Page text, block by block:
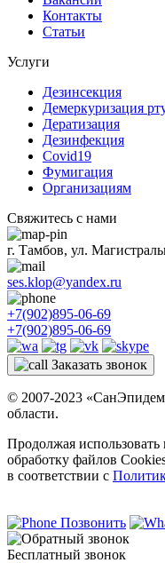
Контакты
Статьи
Услуги
Дезинсекция
Демеркуризация
Дератизация
Дезинфекция
Covid19
Фумигация
Организациям
Свяжитесь с нами
г. Тамбов, ул.
ses.klop@yandex.ru
+7(902)895-06-69
+7(902)895-06-69
Заказать звонок
© 2007-2023
области.
Продолжая использовать
обработку файлов
в соответствии с
Позвонить
Бесплатный звонок